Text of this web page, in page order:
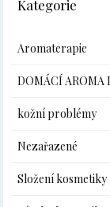
Kategorie
Aromaterapie
DOMÁCÍ AROMA
kožní problémy
Nezařazené
Složení kosmetiky